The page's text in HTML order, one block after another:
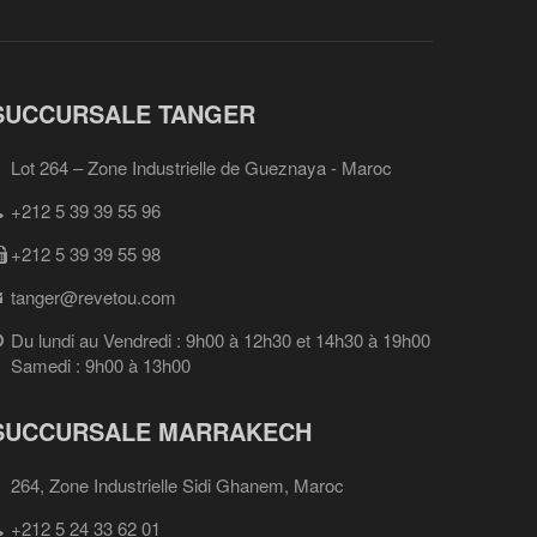
TANGER
Lot 264 – Zone Industrielle de Gueznaya - Maroc
+212 5 39 39 55 96
+212 5 39 39 55 98
tanger@revetou.com
Du lundi au Vendredi : 9h00 à 12h30 et 14h30 à 19h00
Samedi : 9h00 à 13h00
MARRAKECH
264, Zone Industrielle Sidi Ghanem, Maroc
+212 5 24 33 62 01